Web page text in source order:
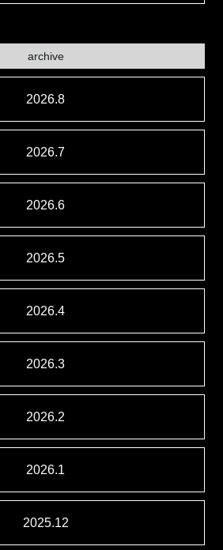
archive
2026.8
2026.7
2026.6
2026.5
2026.4
2026.3
2026.2
2026.1
2025.12